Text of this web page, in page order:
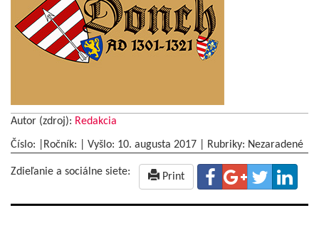
Autor (zdroj): Redakcia
Číslo: |Ročník: | Vyšlo: 10. augusta 2017 Rubriky: Nezaradené
Zdieľanie a sociálne siete: Print